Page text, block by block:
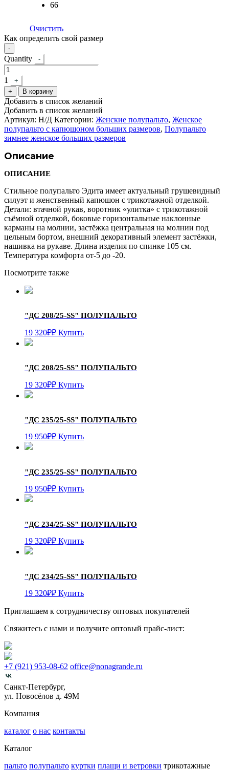
66
Очистить
Как определить свой размер
-
Quantity -
1
+
+
В корзину
Добавить в список желаний
Добавить в список желаний
Артикул: Н/Д Категории: Женские полупальто, Женское
полупальто с капюшоном больших размеров, Полупальто
зимнее женское больших размеров
Описание
ОПИСАНИЕ
Стильное полупальто Эдита имеет актуальный грушевидный
силуэт и женственный капюшон с трикотажной отделкой.
Детали: втачной рукав, воротник «улитка» с трикотажной
съёмной отделкой, боковые горизонтальные наклонные
карманы на молнии, застёжка центральная на молнии под
цельным бортом, внешний декоративный элемент застёжки,
нашивка на рукаве. Длина изделия по спинке 105 см.
Температура комфорта от-5 до -20.
Посмотрите также
"ДС 208/25-SS" ПОЛУПАЛЬТО
19 320₽₽ Купить
"ДС 208/25-SS" ПОЛУПАЛЬТО
19 320₽₽ Купить
"ДС 235/25-SS" ПОЛУПАЛЬТО
19 950₽₽ Купить
"ДС 235/25-SS" ПОЛУПАЛЬТО
19 950₽₽ Купить
"ДС 234/25-SS" ПОЛУПАЛЬТО
19 320₽₽ Купить
"ДС 234/25-SS" ПОЛУПАЛЬТО
19 320₽₽ Купить
Приглашаем к сотрудничеству оптовых покупателей
Свяжитесь с нами и получите оптовый прайс-лист:
+7 (921) 953-08-62 office@nonagrande.ru
Санкт-Петербург,
ул. Новосёлов д. 49М
Компания
каталог о нас контакты
Каталог
пальто полупальто куртки плащи и ветровки трикотажные